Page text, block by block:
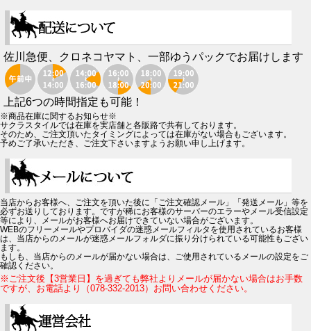
佐川急便、クロネコヤマト、一部ゆうパックでお届けします
上記6つの時間指定も可能！
※商品在庫に関するお知らせ※
サクラスタイルでは在庫を実店舗と各販路で共有しております。
そのため、ご注文頂いたタイミングによっては在庫がない場合もございます。
予めご了承いただき、ご注文下さいますようお願い申し上げます。
当店からお客様へ、ご注文を頂いた後に「ご注文確認メール」「発送メール」等を
必ずお送りしております。ですが稀にお客様のサーバーのエラーやメール受信設定
等により、メールがお客様へお届けできていない場合がございます。
WEBのフリーメールやプロバイダの迷惑メールフィルタを使用されているお客様
は、当店からのメールが迷惑メールフォルダに振り分けられている可能性もござい
ます。
もしも、当店からのメールが届かない場合は、ご使用されているメールの設定をご
確認ください。
※ご注文後【3営業日】を過ぎても弊社よりメールが届かない場合はお手数
ですが、お電話より（078-332-2013）お問い合わせください。